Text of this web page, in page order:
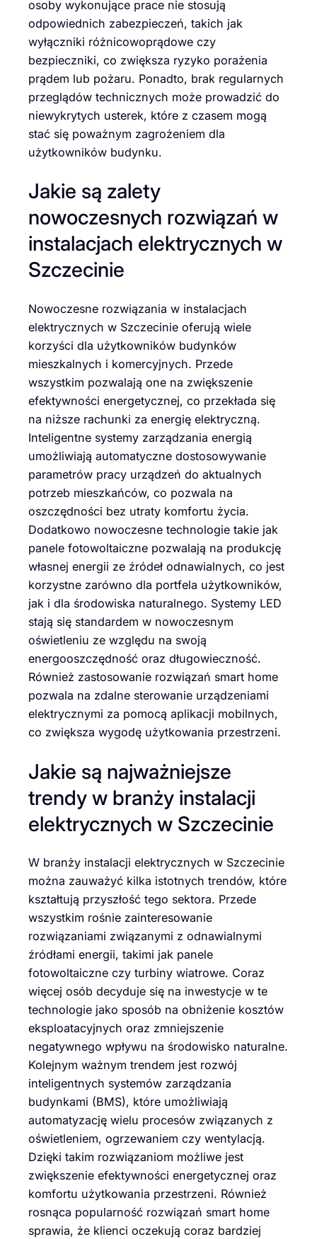
osoby wykonujące prace nie stosują
odpowiednich zabezpieczeń, takich jak
wyłączniki różnicowoprądowe czy
bezpieczniki, co zwiększa ryzyko porażenia
prądem lub pożaru. Ponadto, brak regularnych
przeglądów technicznych może prowadzić do
niewykrytych usterek, które z czasem mogą
stać się poważnym zagrożeniem dla
użytkowników budynku.
Jakie są zalety
nowoczesnych rozwiązań w
instalacjach elektrycznych w
Szczecinie
Nowoczesne rozwiązania w instalacjach
elektrycznych w Szczecinie oferują wiele
korzyści dla użytkowników budynków
mieszkalnych i komercyjnych. Przede
wszystkim pozwalają one na zwiększenie
efektywności energetycznej, co przekłada się
na niższe rachunki za energię elektryczną.
Inteligentne systemy zarządzania energią
umożliwiają automatyczne dostosowywanie
parametrów pracy urządzeń do aktualnych
potrzeb mieszkańców, co pozwala na
oszczędności bez utraty komfortu życia.
Dodatkowo nowoczesne technologie takie jak
panele fotowoltaiczne pozwalają na produkcję
własnej energii ze źródeł odnawialnych, co jest
korzystne zarówno dla portfela użytkowników,
jak i dla środowiska naturalnego. Systemy LED
stają się standardem w nowoczesnym
oświetleniu ze względu na swoją
energooszczędność oraz długowieczność.
Również zastosowanie rozwiązań smart home
pozwala na zdalne sterowanie urządzeniami
elektrycznymi za pomocą aplikacji mobilnych,
co zwiększa wygodę użytkowania przestrzeni.
Jakie są najważniejsze
trendy w branży instalacji
elektrycznych w Szczecinie
W branży instalacji elektrycznych w Szczecinie
można zauważyć kilka istotnych trendów, które
kształtują przyszłość tego sektora. Przede
wszystkim rośnie zainteresowanie
rozwiązaniami związanymi z odnawialnymi
źródłami energii, takimi jak panele
fotowoltaiczne czy turbiny wiatrowe. Coraz
więcej osób decyduje się na inwestycje w te
technologie jako sposób na obniżenie kosztów
eksploatacyjnych oraz zmniejszenie
negatywnego wpływu na środowisko naturalne.
Kolejnym ważnym trendem jest rozwój
inteligentnych systemów zarządzania
budynkami (BMS), które umożliwiają
automatyzację wielu procesów związanych z
oświetleniem, ogrzewaniem czy wentylacją.
Dzięki takim rozwiązaniom możliwe jest
zwiększenie efektywności energetycznej oraz
komfortu użytkowania przestrzeni. Również
rosnąca popularność rozwiązań smart home
sprawia, że klienci oczekują coraz bardziej